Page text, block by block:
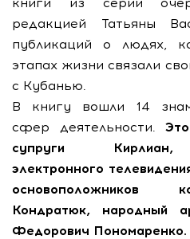
редакцией Татьяны
публикаций о людях,
этапах жизни связали
с Кубанью.
В книгу вошли 14
сфер деятельности.
супруги Кирлиан,
электронного
основоположников
Кондратюк, народный
Федорович Пономаренко.